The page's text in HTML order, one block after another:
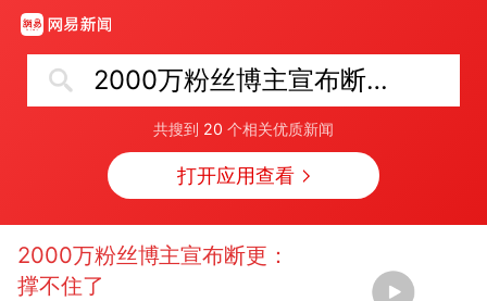
2000万粉丝博主宣布断更：撑不住了
共搜到 20 个相关优质新闻
打开应用查看
2000万粉丝博主宣布断更：
撑不住了